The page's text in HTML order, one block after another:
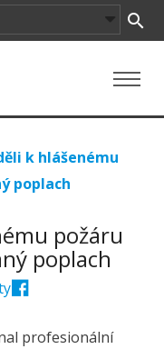
k hlášenému
poplach
požáru
poplach
profesionální